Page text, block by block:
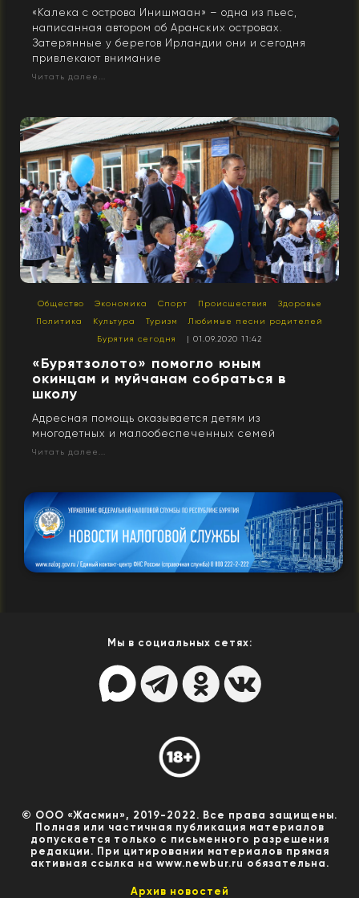
«Калека с острова Инишмаан» – одна из пьес,
написанная автором об Аранских островах.
Затерянные у берегов Ирландии они и сегодня
привлекают внимание
Читать далее...
Общество Экономика Спорт Происшествия
Здоровье
Политика
Культура Туризм
Любимые песни родителей
Бурятия сегодня
| 01.09.2020 11:42
«Бурятзолото» помогло юным
окинцам и муйчанам собраться в
школу
Адресная помощь оказывается детям из
многодетных и малообеспеченных семей
Читать далее...
Мы в социальных сетях:
© ООО «Жасмин», 2019-2022. Все права защищены.
Полная или частичная публикация материалов
допускается только с письменного разрешения
редакции. При цитировании материалов прямая
активная ссылка на www.newbur.ru обязательна.
Архив новостей